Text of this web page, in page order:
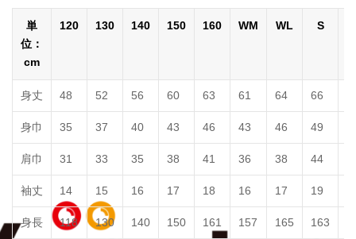
単
位：
cm
120 130 140 150 160 WM WL S
身丈 48 52 56 60 63 61 64 66
身巾 35 37 40 43 46 43 46 49
肩巾 31 33 35 38 41 36 38 44
袖丈 14 15 16 17 18 16 17 19
身長 118 130 140 150 161 157 165 163